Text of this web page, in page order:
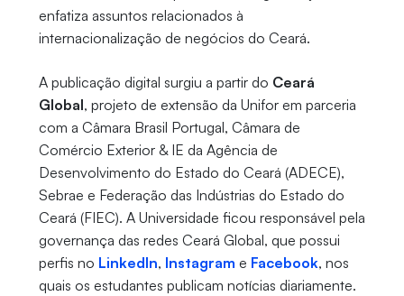
enfatiza assuntos relacionados à
internacionalização de negócios do Ceará.
A publicação digital surgiu a partir do Ceará
Global, projeto de extensão da Unifor em parceria
com a Câmara Brasil Portugal, Câmara de
Comércio Exterior & IE da Agência de
Desenvolvimento do Estado do Ceará (ADECE),
Sebrae e Federação das Indústrias do Estado do
Ceará (FIEC). A Universidade ficou responsável pela
governança das redes Ceará Global, que possui
perfis no LinkedIn, Instagram e Facebook, nos
quais os estudantes publicam notícias diariamente.